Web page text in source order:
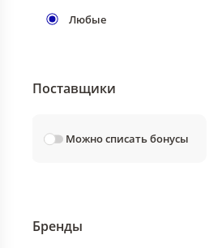
Любые
Поставщики
Можно списать бонусы
Бренды